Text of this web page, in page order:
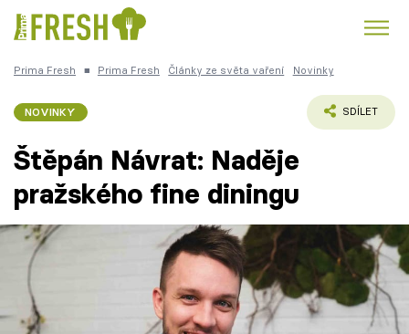
Česká kuchyně
Témata
Recepty
Prima Fresh ■ Prima Fresh Články ze světa vaření Novinky
NOVINKY SDÍLET
Štěpán Návrat: Naděje
pražského fine diningu